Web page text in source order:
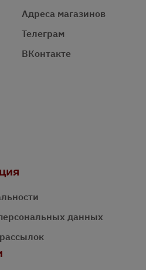
Адреса магазинов
Телеграм
ВКонтакте
данных